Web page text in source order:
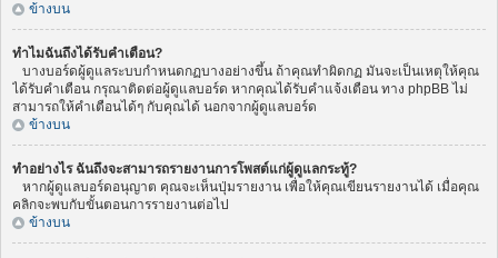
ข้างบน
ทำไมฉันถึงได้รับคำเตือน?
บางบอร์ดผู้ดูแลระบบกำหนดกฏบางอย่างขึ้น ถ้าคุณทำผิดกฏ มันจะเป็นเหตุให้คุณ
ได้รับคำเตือน กรุณาติดต่อผู้ดูแลบอร์ด หากคุณได้รับคำแจ้งเตือน ทาง phpBB ไม่
สามารถให้คำเตือนได้ๆ กับคุณได้ นอกจากผู้ดูแลบอร์ด
ข้างบน
ทำอย่างไร ฉันถึงจะสามารถรายงานการโพสต์แก่ผู้ดูแลกระทู้?
หากผู้ดูแลบอร์ดอนุญาต คุณจะเห็นปุ่มรายงาน เพื่อให้คุณเขียนรายงานได้ เมื่อคุณ
คลิกจะพบกับขั้นตอนการรายงานต่อไป
ข้างบน